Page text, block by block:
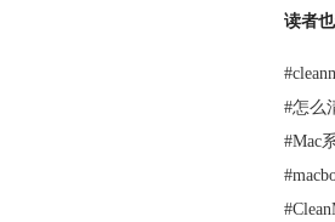
读者
#
#怎么
#Mac
#
#